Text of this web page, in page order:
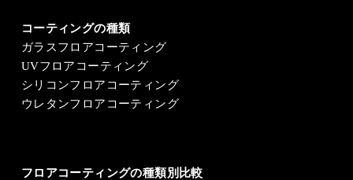
コーティングの種類
ガラスフロアコーティング
UVフロアコーティング
シリコンフロアコーティング
ウレタンフロアコーティング
フロアコーティングの種類別比較